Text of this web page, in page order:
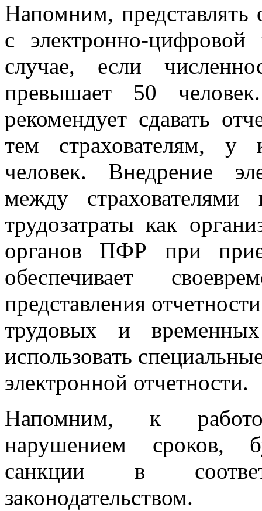
Напомним, представлять
с электронно-
случае, если
превышает 50
рекомендует сдавать
тем страхователям, у
человек. Внедрение
между
трудозатраты как
органов ПФР при
обеспечивает
представления
трудовых и временных
использовать
электронной отчетности.
Напомним, к
нарушением сроков,
санкции в
законодательством.